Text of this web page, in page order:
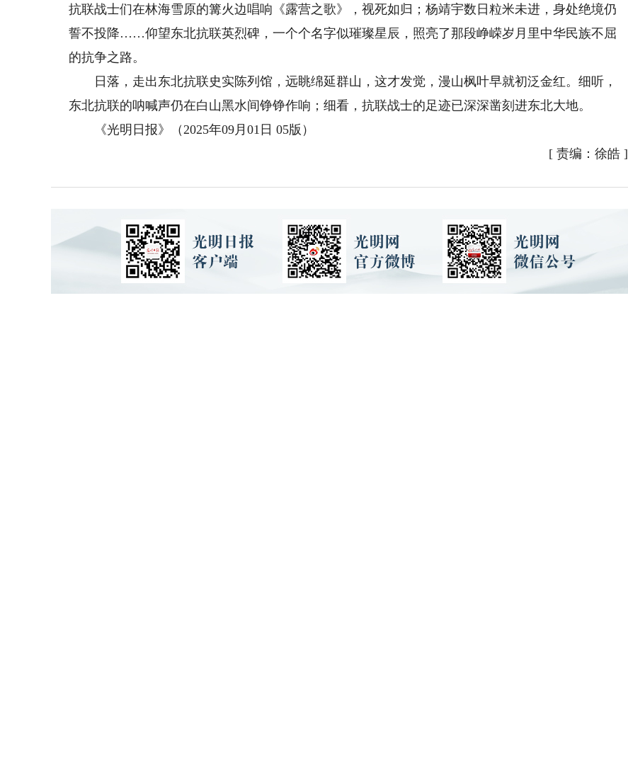
抗联战士们在林海雪原的篝火边唱响《露营之歌》，视死如归；杨靖宇数日粒米未进，身处绝境仍
誓不投降……仰望东北抗联英烈碑，一个个名字似璀璨星辰，照亮了那段峥嵘岁月里中华民族不屈
的抗争之路。
日落，走出东北抗联史实陈列馆，远眺绵延群山，这才发觉，漫山枫叶早就初泛金红。细听，
东北抗联的呐喊声仍在白山黑水间铮铮作响；细看，抗联战士的足迹已深深凿刻进东北大地。
《光明日报》（2025年09月01日 05版）
[ 责编：徐皓]